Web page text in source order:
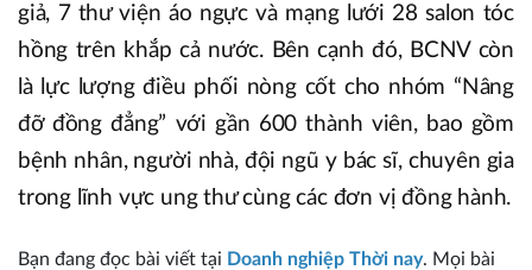
giả, 7 thư viện áo ngực và mạng lưới 28 salon tóc
hồng trên khắp cả nước. Bên cạnh đó, BCNV còn
là lực lượng điều phối nòng cốt cho nhóm “Nâng
đỡ đồng đẳng” với gần 600 thành viên, bao gồm
bệnh nhân, người nhà, đội ngũ y bác sĩ, chuyên gia
trong lĩnh vực ung thư cùng các đơn vị đồng hành.
Bạn đang đọc bài viết tại Doanh nghiệp Thời nay. Mọi bài